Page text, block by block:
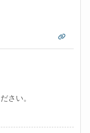
さい。